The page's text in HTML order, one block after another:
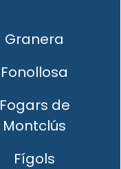
Granera
Fonollosa
Fogars de
Montclús
Fígols